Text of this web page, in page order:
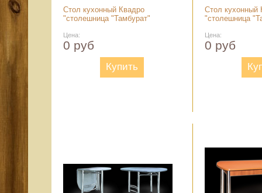
Стол кухонный Квадро
"столешница "Тамбурат"
Цена:
0 руб
Купить
Стол кухонный
"столешница
Цена:
0 руб